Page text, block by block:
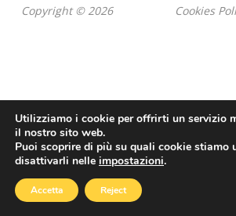
Copyright © 2026 Cookies
Utilizziamo i cookie per offrirti un servizio
il nostro sito web.
Puoi scoprire di più su quali cookie stiamo
disattivarli nelle impostazioni.
Accetta Reject